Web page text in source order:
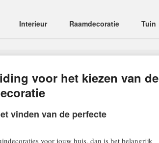
Interieur Raamdecoratie Tuin
voor het kiezen van de
vinden van de perfecte
voor jouw huis, dan is het belangrijk